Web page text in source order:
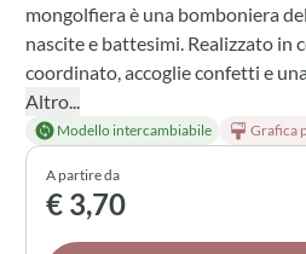
mongolfiera è una bomboniera
nascite e battesimi. Realizzato in
coordinato, accoglie confetti e
tra lavanda, mughetto, gelsomino
Personalizza colore del nastro,
confezione secondo le tue
e raffinato.
Altro...
Modello intercambiabile Grafica
A partire da
€ 3,70